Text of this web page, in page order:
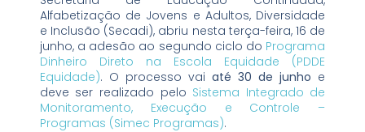
Alfabetização de Jovens e Adultos, Diversidade
e Inclusão (Secadi), abriu nesta terça-feira, 16 de
junho, a adesão ao segundo ciclo do Programa
Dinheiro Direto na Escola Equidade (PDDE
Equidade). O processo vai até 30 de junho e
deve ser realizado pelo Sistema Integrado de
Monitoramento, Execução e Controle –
Programas (Simec Programas).